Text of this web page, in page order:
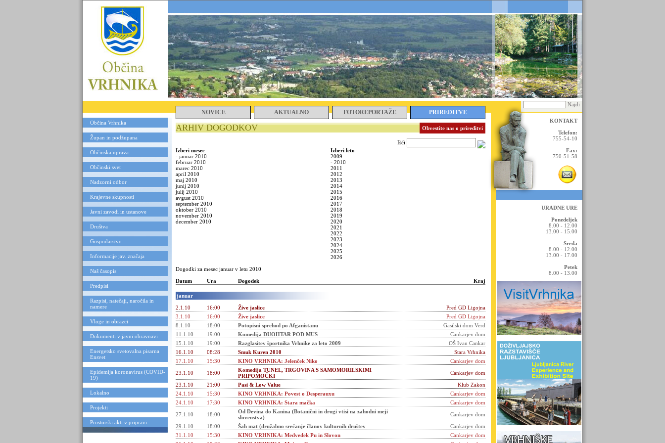
Najdi
NOVICE AKTUALNO FOTOREPORTAŽE PRIREDITVE
Občina Vrhnika
Župan in podžupana
Občinska uprava
Občinski svet
Nadzorni odbor
Krajevne skupnosti
Javni zavodi in ustanove
Društva
Gospodarstvo
Informacije jav. značaja
Naš časopis
Predpisi
Razpisi, natečaji, naročila in
namere
Vloge in obrazci
Dokumenti v javni obravnavi
Energetsko svetovalna pisarna
Ensvet
Epidemija koronavirus (COVID-
19)
Lokalno
Projekti
Prostorski akti v pripravi
Obvestite nas o prireditvi
ARHIV DOGODKOV
Išči
Izberi mesec
- januar 2010
februar 2010
marec 2010
april 2010
maj 2010
junij 2010
julij 2010
avgust 2010
september 2010
oktober 2010
november 2010
december 2010
Izberi leto
2009
- 2010
2011
2012
2013
2014
2015
2016
2017
2018
2019
2020
2021
2022
2023
2024
2025
2026
Dogodki za mesec januar v letu 2010
Datum
Ura Dogodek Kraj
januar
2.1.10
16:00 Žive jaslice
Pred GD Ligojna
3.1.10
16:00 Žive jaslice
Pred GD Ligojna
8.1.10
18:00 Potopisni sprehod po Afganistanu
Gasilski dom Verd
11.1.10
19:00 Komedija DUOHTAR POD MUS
Cankarjev dom
15.1.10
19:00 Razglasitev športnika Vrhnike za leto 2009
OŠ Ivan Cankar
16.1.10
08:28 Smuk Kuren 2010
Stara Vrhnika
17.1.10
15:30 KINO VRHNIKA: Jelenček Niko
Cankarjev dom
23.1.10
18:00
Komedija TUNEL, TRGOVINA S SAMOMORILSKIMI
PRIPOMOČKI
Cankarjev dom
23.1.10
21:00 Pasi & Low Value
Klub Zakon
24.1.10
15:30 KINO VRHNIKA: Povest o Desperauxu
Cankarjev dom
24.1.10
17:30 KINO VRHNIKA: Stara mačka
Cankarjev dom
27.1.10
18:00
Od Devina do Kanina (Botanični in drugi vtisi na zahodni meji
slovenstva)
Cankarjev dom
29.1.10
18:00 Šah mat (družabno srečanje članov kulturnih društev
Cankarjev dom
31.1.10
15:30 KINO VRHNIKA: Medvedek Pu in Slovon
Cankarjev dom
KONTAKT
Telefon:
755-54-10
Fax:
750-51-58
URADNE URE
Ponedeljek
8.00 - 12.00
13.00 - 15.00
Sreda
8.00 - 12.00
13.00 - 17.00
Petek
8.00 - 13.00